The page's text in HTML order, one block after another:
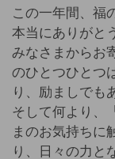
この一年間、福
本当にありがと
みなさまからお
のひとつひとつ
り、励ましでも
そして何より、
まのお気持ちに
り、日々の力と